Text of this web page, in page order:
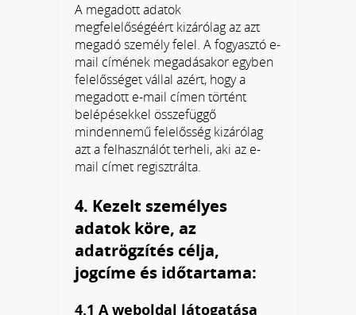
A megadott adatok
megfelelőségéért kizárólag az azt
megadó személy felel. A fogyasztó e-
mail címének megadásakor egyben
felelősséget vállal azért, hogy a
megadott e-mail címen történt
belépésekkel összefüggő
mindennemű felelősség kizárólag
azt a felhasználót terheli, aki az e-
mail címet regisztrálta.
4. Kezelt személyes
adatok köre, az
adatrögzítés célja,
jogcíme és időtartama:
4.1 A weboldal látogatása